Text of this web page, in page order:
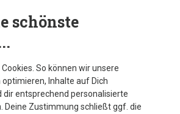
Baseball Lightweight New Logo Cap
schönste
Cookies. So können wir unsere
optimieren, Inhalte auf Dich
dir entsprechend personalisierte
Deine Zustimmung schließt ggf. die